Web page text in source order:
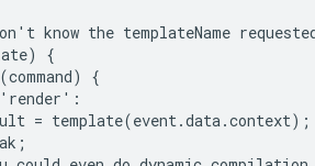
know the templateName
{
{
= template(event.data.context);